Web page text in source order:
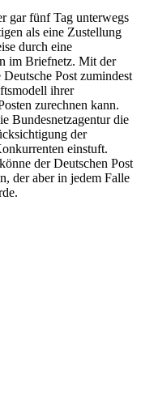
gar fünf Tag unterwegs
als eine Zustellung
durch eine
im Briefnetz. Mit der
Post zumindest
ihrer
zurechnen kann.
Bundesnetzagentur die
der
einstuft.
der Deutschen Post
der aber in jedem Falle